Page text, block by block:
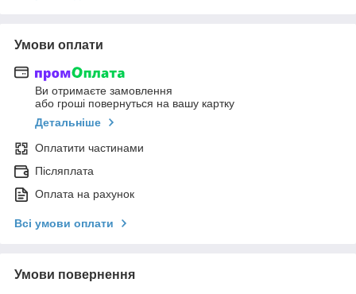
Умови оплати
Ви отримаєте замовлення
або гроші повернуться на вашу картку
Детальніше
Оплатити частинами
Післяплата
Оплата на рахунок
Всі умови оплати
Умови повернення